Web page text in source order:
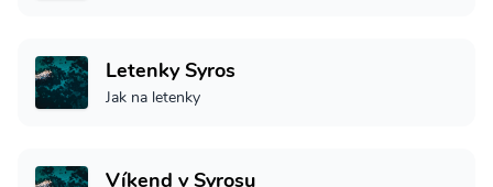
Letenky Syros
Jak na letenky
Víkend v Syrosu